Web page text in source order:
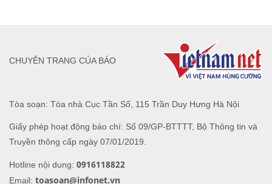
Tòa soạn: Tòa nhà Cục Tần Số, 115 Trần Duy Hưng Hà Nội
Giấy phép hoạt động báo chí: Số 09/GP-BTTTT, Bộ Thông tin và
Truyền thông cấp ngày 07/01/2019.
Hotline nội dung: 0916118822
Email: toasoan@infonet.vn
CHUYÊN TRANG CỦA BÁO